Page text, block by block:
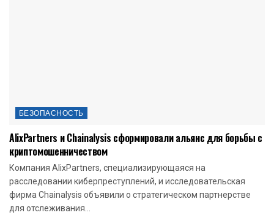
БЕЗОПАСНОСТЬ
AlixPartners и Chainalysis сформировали альянс для борьбы с
криптомошенничеством
Компания AlixPartners, специализирующаяся на
расследовании киберпреступлений, и исследовательская
фирма Chainalysis объявили о стратегическом партнерстве
для отслеживания...